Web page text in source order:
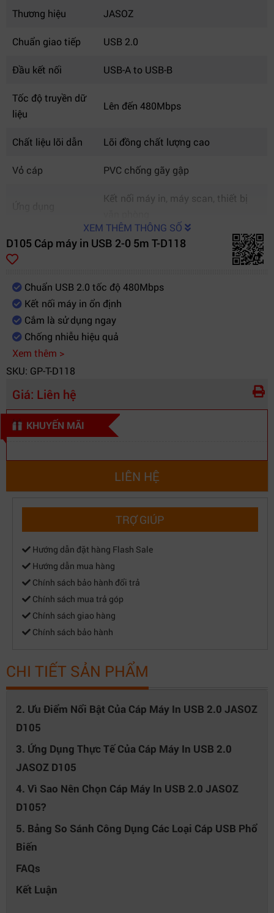
Thương hiệu JASOZ
Chuẩn giao tiếp USB 2.0
Đầu kết nối USB-A to USB-B
Tốc độ truyền dữ
liệu
Lên đến 480Mbps
Chất liệu lõi dẫn Lõi đồng chất lượng cao
Vỏ cáp PVC chống gãy gập
Kết nối máy in, máy scan, thiết bị
Tương thích Windows, MacOS, Linux
XEM THÊM THÔNG SỐ
D105 Cáp máy in USB 2-0 5m T-D118
Chuẩn USB 2.0 tốc độ 480Mbps
Kết nối máy in ổn định
Cắm là sử dụng ngay
Chống nhiễu hiệu quả
Xem thêm >
SKU: GP-T-D118
Giá: Liên hệ
KHUYẾN MÃI
LIÊN HỆ
TRỢ GIÚP
Hướng dẫn đặt hàng Flash Sale
Hướng dẫn mua hàng
Chính sách bảo hành đổi trả
Chính sách mua trả góp
Chính sách giao hàng
Chính sách bảo hành
CHI TIẾT SẢN PHẨM
2. Ưu Điểm Nổi Bật Của Cáp Máy In USB 2.0 JASOZ
D105
3. Ứng Dụng Thực Tế Của Cáp Máy In USB 2.0
JASOZ D105
4. Vì Sao Nên Chọn Cáp Máy In USB 2.0 JASOZ
D105?
5. Bảng So Sánh Công Dụng Các Loại Cáp USB Phổ
Biến
FAQs
Kết Luận